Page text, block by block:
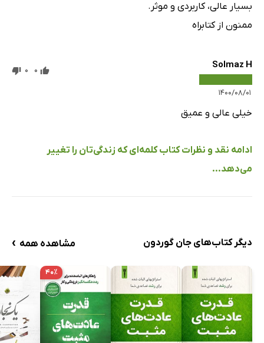
بسیار عالی، کاربردی و موثر.
ممنون از کتابراه
Solmaz H
۱۴۰۰/۰۸/۰۱
0
0
خیلی عالی و عمیق
ادامه نقد و نظرات کتاب کلمه‌ای‌ که زندگی‌تان را تغییر
می‌دهد...
دیگر کتاب‌های جان گوردون مشاهده همه ›
۴۰٪